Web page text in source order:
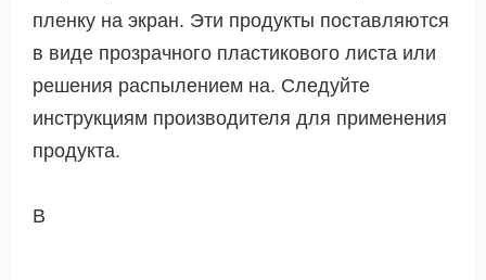
пленку на экран. Эти продукты поставляются
в виде прозрачного пластикового листа или
решения распылением на. Следуйте
инструкциям производителя для применения
продукта.
В